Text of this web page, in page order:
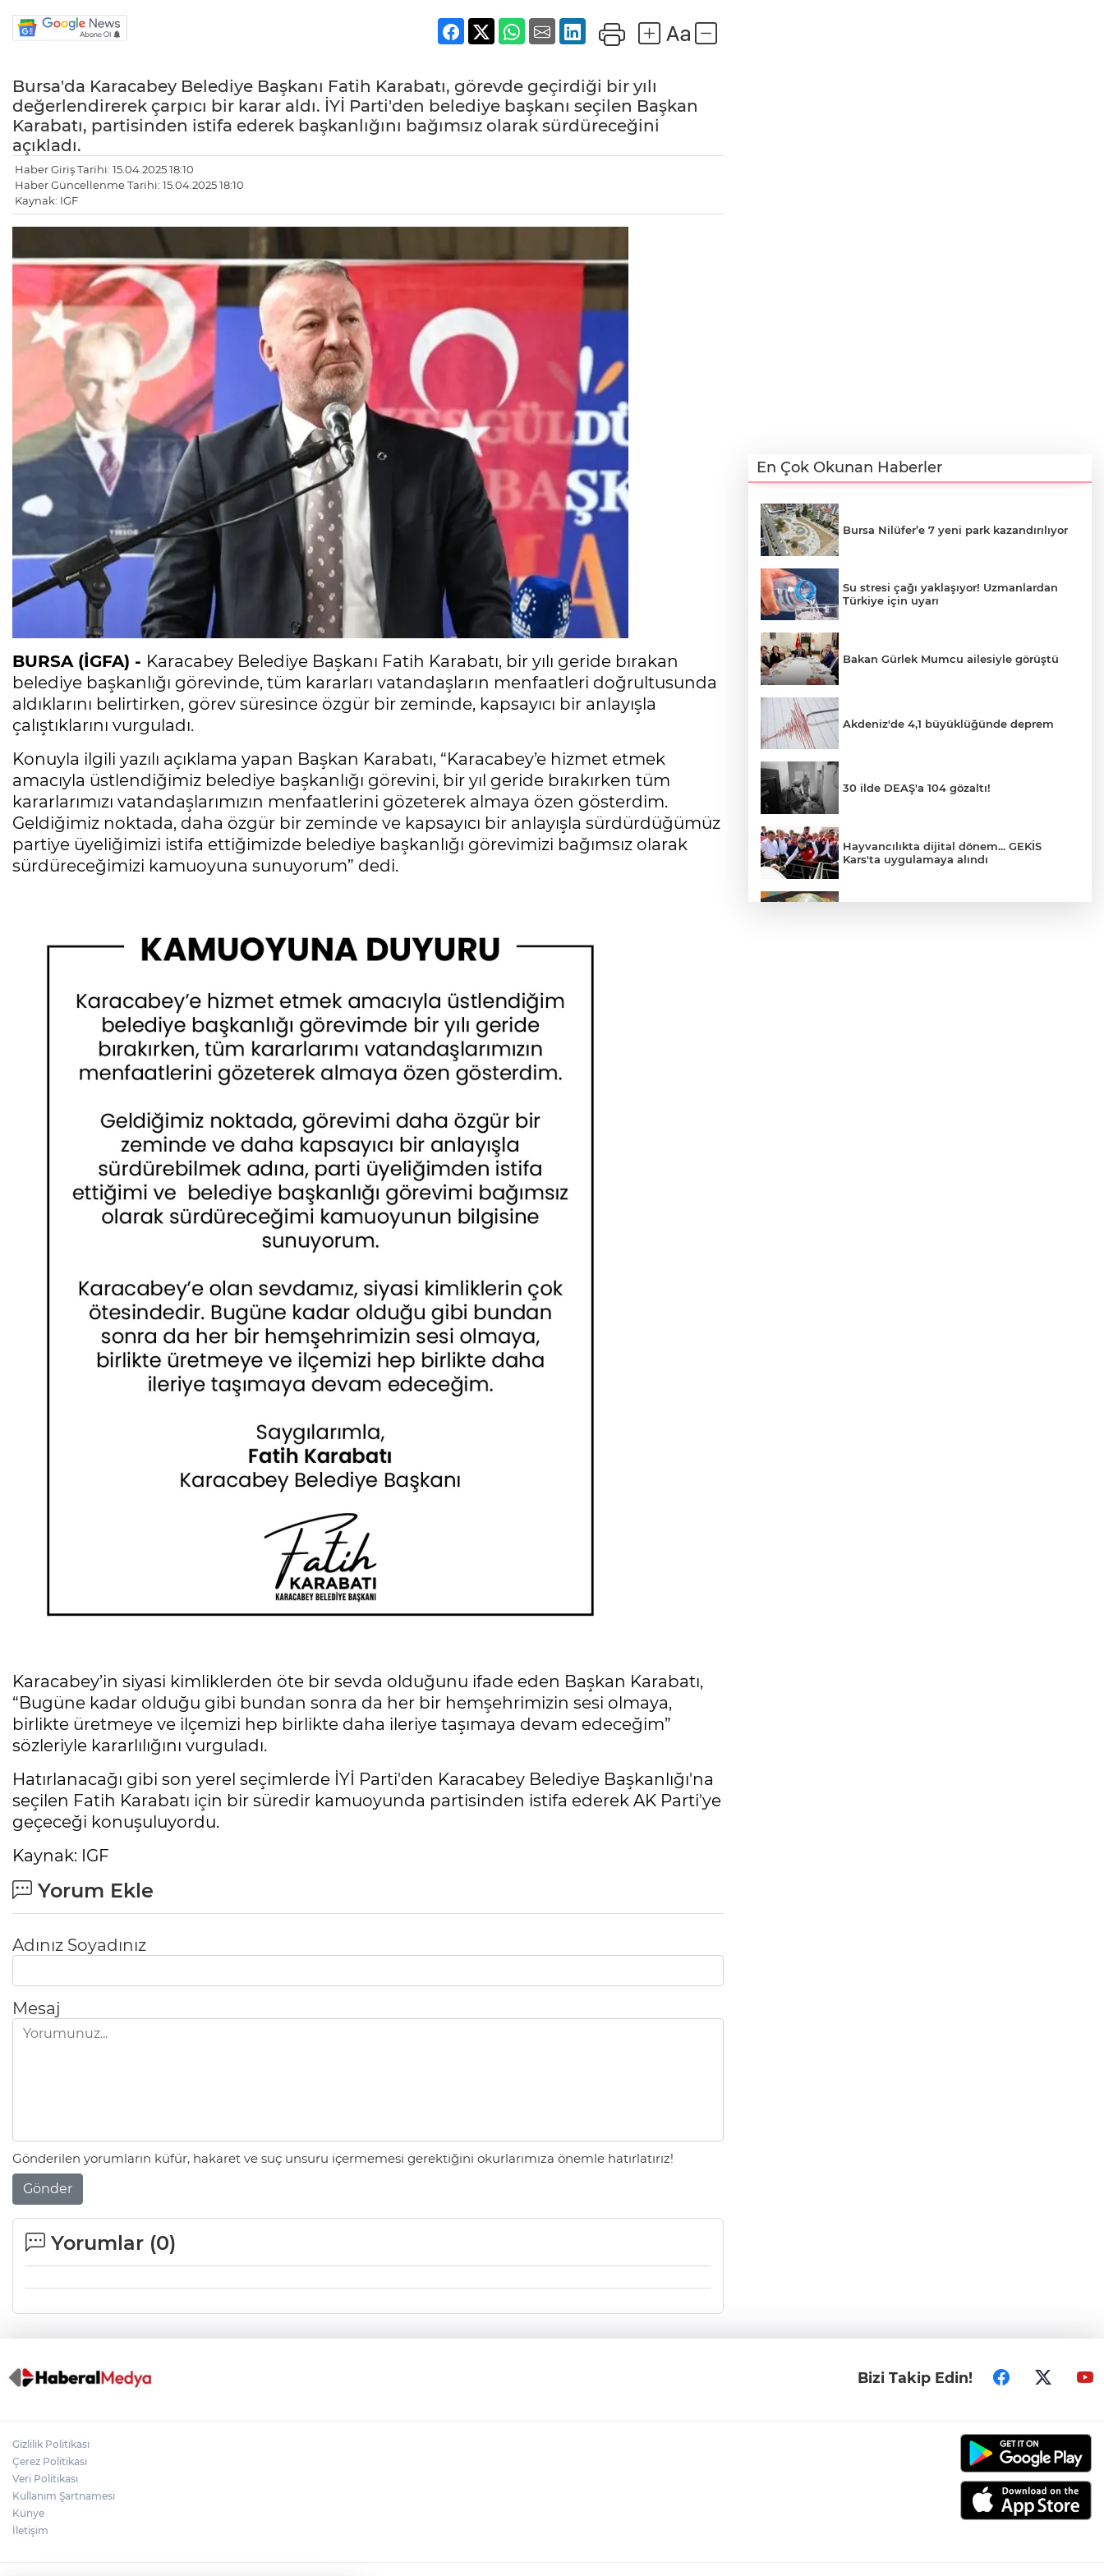
Bursa'da Karacabey Belediye Başkanı Fatih Karabatı, görevde geçirdiği bir yılı
değerlendirerek çarpıcı bir karar aldı. İYİ Parti'den belediye başkanı seçilen Başkan
Karabatı, partisinden istifa ederek başkanlığını bağımsız olarak sürdüreceğini
açıkladı.
Haber Giriş Tarihi: 15.04.2025 18:10
Haber Güncellenme Tarihi: 15.04.2025 18:10
Kaynak: IGF
BURSA (İGFA) - Karacabey Belediye Başkanı Fatih Karabatı, bir yılı geride bırakan
belediye başkanlığı görevinde, tüm kararları vatandaşların menfaatleri doğrultusunda
aldıklarını belirtirken, görev süresince özgür bir zeminde, kapsayıcı bir anlayışla
çalıştıklarını vurguladı.
Konuyla ilgili yazılı açıklama yapan Başkan Karabatı, “Karacabey’e hizmet etmek
amacıyla üstlendiğimiz belediye başkanlığı görevini, bir yıl geride bırakırken tüm
kararlarımızı vatandaşlarımızın menfaatlerini gözeterek almaya özen gösterdim.
Geldiğimiz noktada, daha özgür bir zeminde ve kapsayıcı bir anlayışla sürdürdüğümüz
partiye üyeliğimizi istifa ettiğimizde belediye başkanlığı görevimizi bağımsız olarak
sürdüreceğimizi kamuoyuna sunuyorum” dedi.
Karacabey’in siyasi kimliklerden öte bir sevda olduğunu ifade eden Başkan Karabatı,
“Bugüne kadar olduğu gibi bundan sonra da her bir hemşehrimizin sesi olmaya,
birlikte üretmeye ve ilçemizi hep birlikte daha ileriye taşımaya devam edeceğim”
sözleriyle kararlılığını vurguladı.
Hatırlanacağı gibi son yerel seçimlerde İYİ Parti'den Karacabey Belediye Başkanlığı'na
seçilen Fatih Karabatı için bir süredir kamuoyunda partisinden istifa ederek AK Parti'ye
geçeceği konuşuluyordu.
Kaynak: IGF
Yorum Ekle
Adınız Soyadınız
Mesaj
Gönderilen yorumların küfür, hakaret ve suç unsuru içermemesi gerektiğini okurlarımıza önemle hatırlatırız!
Gönder
Yorumlar (0)
En Çok Okunan Haberler
Bursa Nilüfer’e 7 yeni park kazandırılıyor
Su stresi çağı yaklaşıyor! Uzmanlardan
Türkiye için uyarı
Bakan Gürlek Mumcu ailesiyle görüştü
Akdeniz'de 4,1 büyüklüğünde deprem
30 ilde DEAŞ'a 104 gözaltı!
Hayvancılıkta dijital dönem... GEKİS
Kars'ta uygulamaya alındı
Bizi Takip Edin!
Gizlilik Politikası
Çerez Politikası
Veri Politikası
Kullanım Şartnamesi
Künye
İletişim